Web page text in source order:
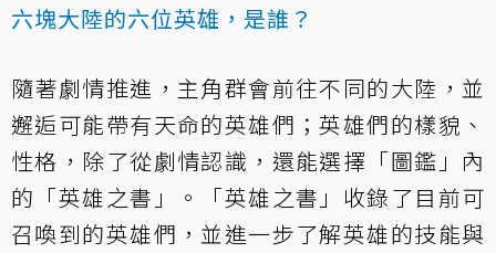
六塊大陸的六位英雄，是誰？
隨著劇情推進，主角群會前往不同的大陸，並
邂逅可能帶有天命的英雄們；英雄們的樣貌、
性格，除了從劇情認識，還能選擇「圖鑑」內
的「英雄之書」。「英雄之書」收錄了目前可
召喚到的英雄們，並進一步了解英雄的技能與